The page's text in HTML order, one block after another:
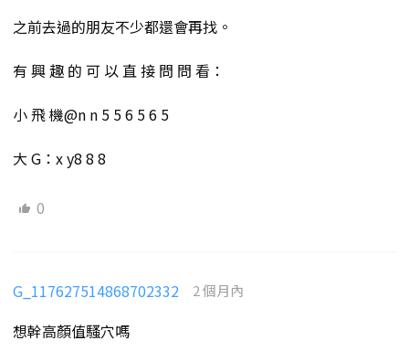
之前去過的朋友不少都還會再找。
有 興 趣 的 可 以 直 接 問 問 看：
小 飛 機@n n 5 5 6 5 6 5
大 G：x y8 8 8
0
G_117627514868702332 2 個月內
想幹高顏值騷穴嗎